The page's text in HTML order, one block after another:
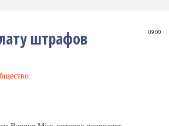
09:00
штрафов